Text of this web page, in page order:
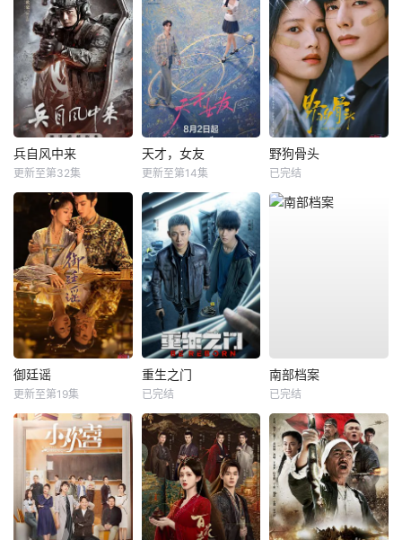
兵自风中来
更新至第32集
天才，女友
更新至第14集
野狗骨头
已完结
御廷谣
更新至第19集
重生之门
已完结
南部档案
已完结